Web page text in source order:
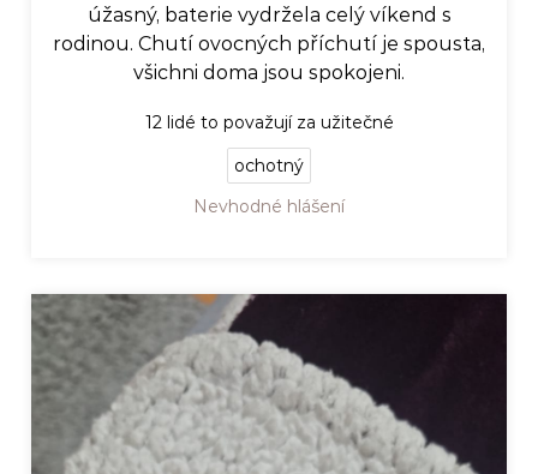
úžasný, baterie vydržela celý víkend s
rodinou. Chutí ovocných příchutí je spousta,
všichni doma jsou spokojeni.
12lidé to považují za užitečné
ochotný
Nevhodné hlášení